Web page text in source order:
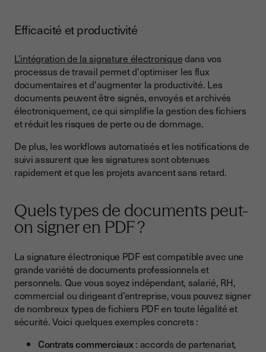
Efficacité et productivité
L'intégration de la signature électroniquedans vos
processus de travail permet d'optimiser les flux
documentaires et d'augmenter la productivité. Les
documents peuvent être signés, envoyés et archivés
électroniquement, ce qui simplifie la gestion des fichiers
et réduit les risques de perte ou de dommage.
De plus, les workflows automatisés et les notifications de
suivi assurent que les signatures sont obtenues
rapidement et que les projets avancent sans retard.
Quels types de documents peut-
on signer en PDF ?
La signature électronique PDF est compatible avec une
grande variété de documents professionnels et
personnels. Que vous soyez indépendant, salarié, RH,
commercial ou dirigeant d’entreprise, vous pouvez signer
de nombreux types de fichiers PDF en toute légalité et
sécurité. Voici quelques exemples concrets :
Contrats commerciaux: accords de partenariat,